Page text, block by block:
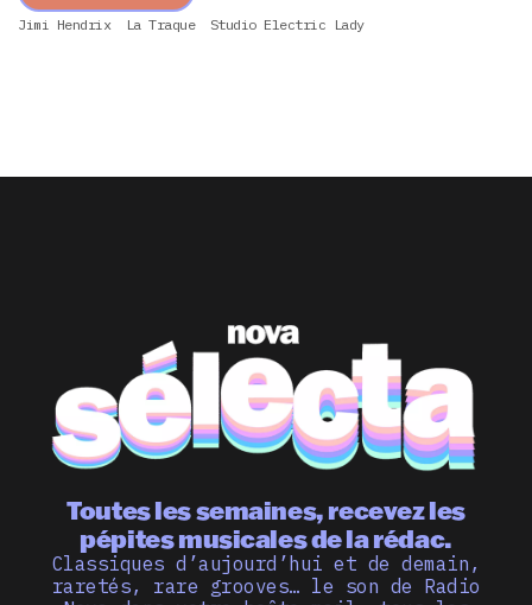
Jimi Hendrix La Traque Studio Electric Lady
Toutes les semaines, recevez les
pépites musicales de la rédac.
Classiques d’aujourd’hui et de demain,
raretés, rare grooves… le son de Radio